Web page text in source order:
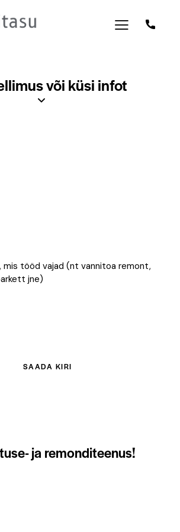
või küsi infot
ja remonditeenus!